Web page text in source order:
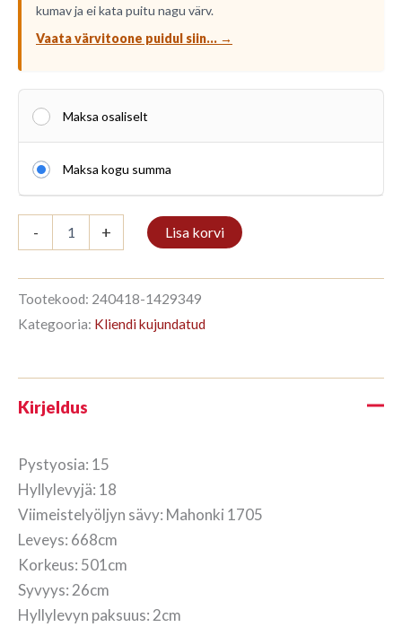
kumav ja ei kata puitu nagu värv.
Vaata värvitoone puidul siin... →
Maksa osaliselt
Maksa kogu summa
-
15/18
Mahonki
kogus
+ Lisa korvi
Tootekood: 240418-1429349
Kategooria: Kliendi kujundatud
Kirjeldus
Pystyosia: 15
Hyllylevyjä: 18
Viimeistelyöljyn sävy: Mahonki 1705
Leveys: 668cm
Korkeus: 501cm
Syvyys: 26cm
Hyllylevyn paksuus: 2cm